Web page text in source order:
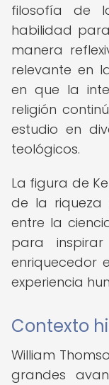
filosofía de
habilidad
manera
relevante en
en que la
religión
estudio en
teológicos.
La figura de
de la riqueza
entre la
para
enriquecedor
experiencia
Contexto
William
grandes